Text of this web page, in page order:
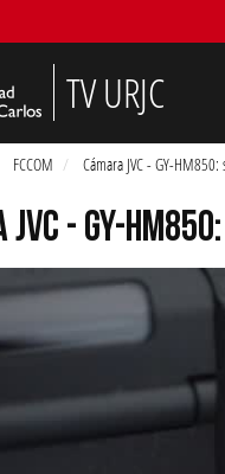
TV URJC
FCCOM Cámara JVC - GY-
JVC - GY-HM850: